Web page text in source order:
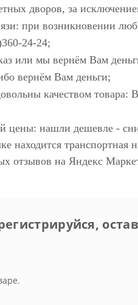
дворов, за
при возникновении
24-24;
или мы вернём Вам
вернём Вам деньги;
качеством
цены: нашли дешевле -
находится транспортная
отзывов на Яндекс